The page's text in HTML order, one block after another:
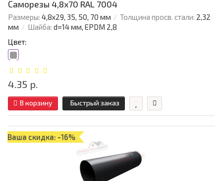
Саморезы 4,8х70 RAL 7004
Размеры: 4,8х29, 35, 50, 70 мм Толщина просв. стали: 2,32
мм
Шайба: d=14 мм, EPDM 2,8
Цвет:
4.35 р.
В корзину Быстрый заказ
Ваша скидка: -16%